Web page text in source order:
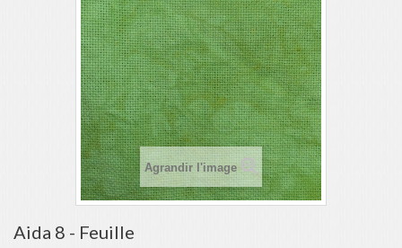
Agrandir l'image
Aida 8 - Feuille